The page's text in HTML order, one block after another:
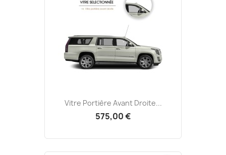
Vitre Portière Avant Droite...
575,00 €